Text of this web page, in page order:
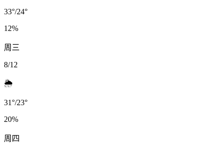
33°/24°
12%
周三
8/12
🌦️
31°/23°
20%
周四